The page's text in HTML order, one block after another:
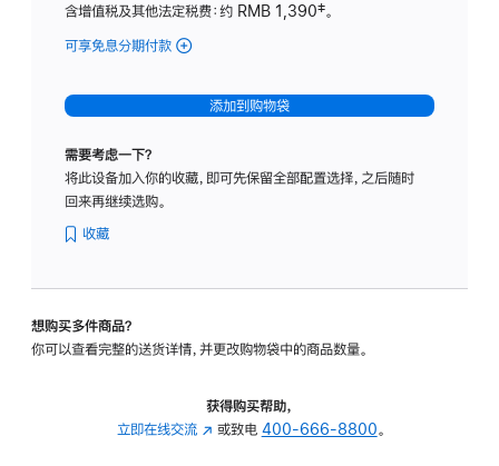
含增值税及其他法定税费：约 RMB 1,390脚
‡。
可享免息分期付款 (Studio
-
标
璃
转
的
添加到购物袋
需要考虑一下？
将此设备加入你的收藏，即可先保留全部配置选择，之后随时
回来再继续选购。
收藏
想购买多件商品？
你可以查看完整的送货详情，并更改购物袋中的商品数量。
获得购买帮助，
立即在线交流 (在 或致电 400-666-8800。